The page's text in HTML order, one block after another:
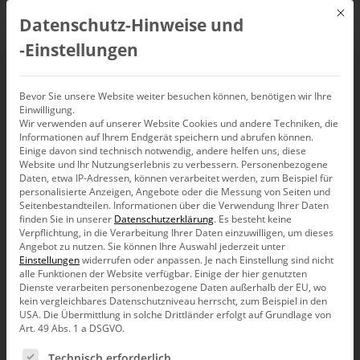
Fahranfänger
Bella berät
Mit
Datenschutz-Hinweise und
‑Einstellungen
Bevor Sie unsere Website weiter besuchen können, benötigen wir Ihre
Einwilligung.
Wir verwenden auf unserer Website Cookies und andere Techniken, die
Informationen auf Ihrem Endgerät speichern und abrufen können.
Einige davon sind technisch notwendig, andere helfen uns, diese
Website und Ihr Nutzungserlebnis zu verbessern. Personenbezogene
Daten, etwa IP-Adressen, können verarbeitet werden, zum Beispiel für
personalisierte Anzeigen, Angebote oder die Messung von Seiten und
Seitenbestandteilen. Informationen über die Verwendung Ihrer Daten
finden Sie in unserer Datenschutzerklärung. Es besteht keine
Verpflichtung, in die Verarbeitung Ihrer Daten einzuwilligen, um dieses
Angebot zu nutzen.Sie können Ihre Auswahl jederzeit unter
Einstellungenwiderrufen oder anpassen. Je nach Einstellung sind nicht
alle Funktionen der Website verfügbar. Einige der hier genutzten
Dienste verarbeiten personenbezogene Daten außerhalb der EU, wo
kein vergleichbares Datenschutzniveau herrscht, zum Beispiel in den
USA. Die Übermittlung in solche Drittländer erfolgt auf Grundlage von
Art. 49 Abs. 1 a DSGVO.
Es folgt eine Liste der Service-Gruppen, für die eine